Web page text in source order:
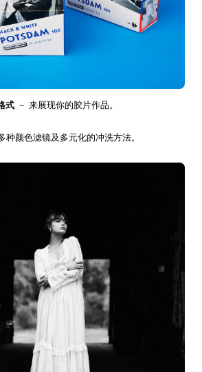
式 － 来展现你的胶片作品。
种颜色滤镜及多元化的冲洗方法。